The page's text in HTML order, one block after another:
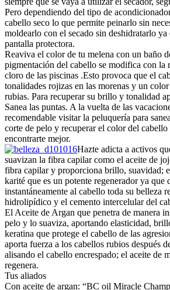
Pero dependiendo del tipo de
cabello seco lo que permite peinarlo sin
moldearlo con el secado sin deshidratarlo ya
pantalla protectora.
Reaviva el color de tu melena con un baño
pigmentación del cabello se modifica con la
cloro de las piscinas .Esto provoca que el
tonalidades rojizas en las morenas y un
rubias. Para recuperar su brillo y tonalidad
Sanea las puntas. A la vuelta de las
recomendable visitar la peluquería para
corte de pelo y recuperar el color del cabello
encontrarte mejor.
Hazte adicta a activos
suavizan la fibra capilar como el aceite de
fibra capilar y proporciona brillo, suavidad;
karité que es un potente regenerador ya que
instantáneamente al cabello toda su belleza
hidrolipídico y el cemento intercelular del
El Aceite de Argan que penetra de manera
pelo y lo suaviza, aportando elasticidad,
keratina que protege el cabello de las
aporta fuerza a los cabellos rubios después
alisando el cabello encrespado; el aceite de
regenera.
Tus aliados
Con aceite de argan: “BC oil Miracle